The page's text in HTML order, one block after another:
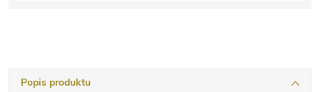
Popis produktu